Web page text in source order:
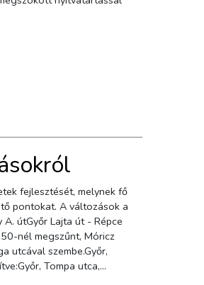
pontokat. A változások a
útGyőr Lajta út - Répce
nél megszűnt, Móricz
utcával szembe.Győr,
Tompa utca,